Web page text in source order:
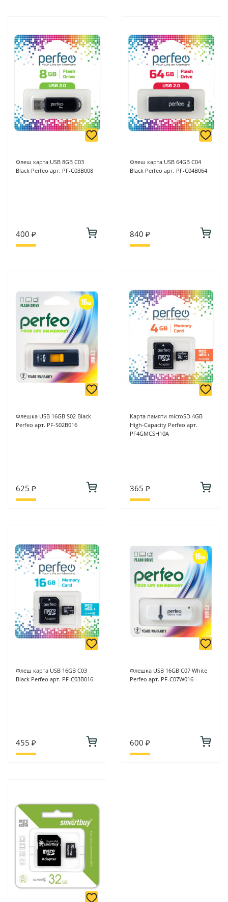
Флеш карта USB 8GB C03
Black Perfeo арт. PF-C03B008
400 ₽
Флеш карта USB 64GB C04
Black Perfeo арт. PF-C04B064
840 ₽
Флешка USB 16GB S02 Black
Perfeo арт. PF-S02B016
625 ₽
Карта памяти microSD 4GB
High-Capacity Perfeo арт.
PF4GMCSH10A
365 ₽
Флеш карта USB 16GB C03
Black Perfeo арт. PF-C03B016
455 ₽
Флешка USB 16GB C07 White
Perfeo арт. PF-C07W016
600 ₽